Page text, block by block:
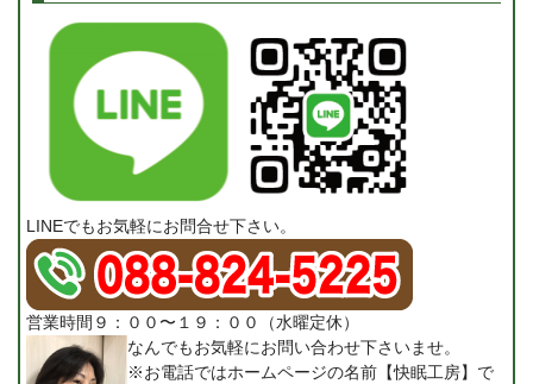
LINEでもお気軽にお問合せ下さい。
営業時間９：００〜１９：００（水曜定休）
なんでもお気軽にお問い合わせ下さいませ。
※お電話ではホームページの名前【快眠工房】で